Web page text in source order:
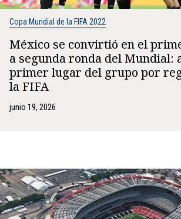
Copa Mundial de la FIFA 2022
México se convirtió en el
a segunda ronda del Mundial:
primer lugar del grupo por
la FIFA
junio 19, 2026